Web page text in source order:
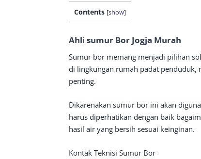
Contents [show]
Ahli sumur Bor Jogja Murah
Sumur bor memang menjadi pilihan
di lingkungan rumah padat penduduk,
penting.
Dikarenakan sumur bor ini akan
harus diperhatikan dengan baik
hasil air yang bersih sesuai keinginan.
Kontak Teknisi Sumur Bor